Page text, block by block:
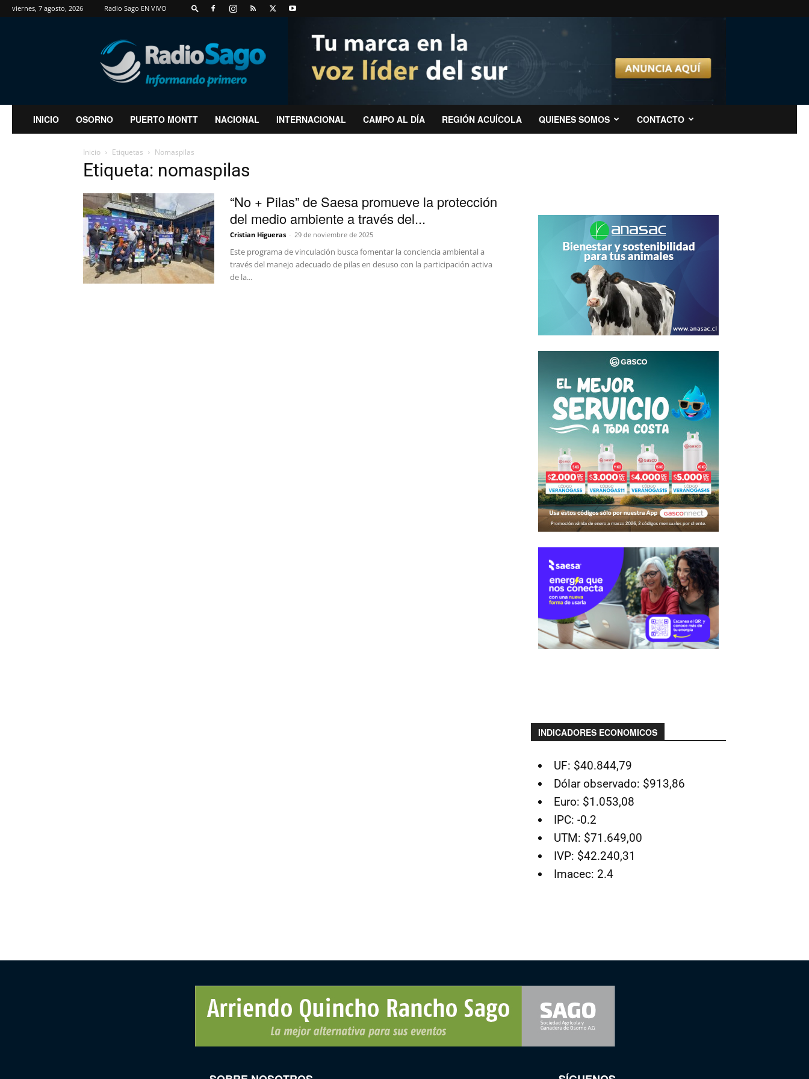
viernes, 7 agosto, 2026 Radio Sago EN VIVO
RadioSago
INICIO OSORNO PUERTO MONTT NACIONAL INTERNACIONAL CAMPO AL DÍA REGIÓN ACUÍCOLA QUIENES SOMOS CONTACTO
Inicio Etiquetas Nomaspilas
Etiqueta: nomaspilas
“No + Pilas” de Saesa promueve la protección
del medio ambiente a través del...
Cristian Higueras - 29 de noviembre de 2025
Este programa de vinculación busca fomentar la conciencia ambiental a
través del manejo adecuado de pilas en desuso con la participación activa
de la...
INDICADORES ECONOMICOS
UF: $40.844,79
Dólar observado: $913,86
Euro: $1.053,08
IPC: -0.2
UTM: $71.649,00
IVP: $42.240,31
Imacec: 2.4